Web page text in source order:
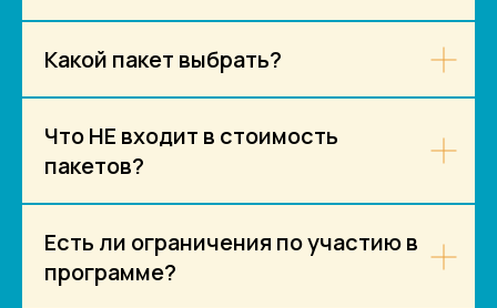
Какой пакет выбрать?
Что НЕ входит в стоимость
пакетов?
Есть ли ограничения по участию в
программе?